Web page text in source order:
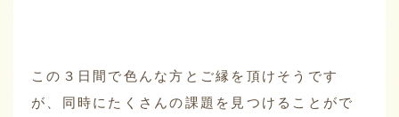
この３日間で色んな方とご縁を頂けそうです
が、同時にたくさんの課題を見つけることがで